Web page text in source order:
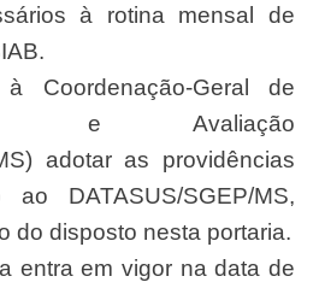
à rotina mensal de
Coordenação-Geral de
e Avaliação
adotar as providências
ao DATASUS/SGEP/MS,
do disposto nesta portaria.
entra em vigor na data de